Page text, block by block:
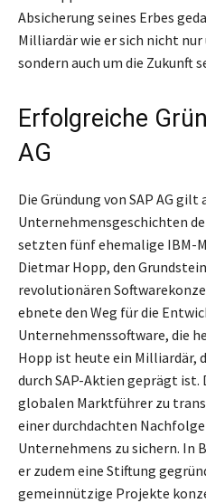
Absicherung seines Erbes
Milliardär wie er sich nicht
sondern auch um die Zukunft
Erfolgreiche
AG
Die Gründung von SAP AG
Unternehmensgeschichten
setzten fünf ehemalige IBM-
Dietmar Hopp, den
revolutionären
ebnete den Weg für die
Unternehmenssoftware, die
Hopp ist heute ein Milliardär,
durch SAP-Aktien geprägt ist.
globalen Marktführer zu
einer durchdachten
Unternehmens zu sichern. In
er zudem eine Stiftung
gemeinnützige Projekte